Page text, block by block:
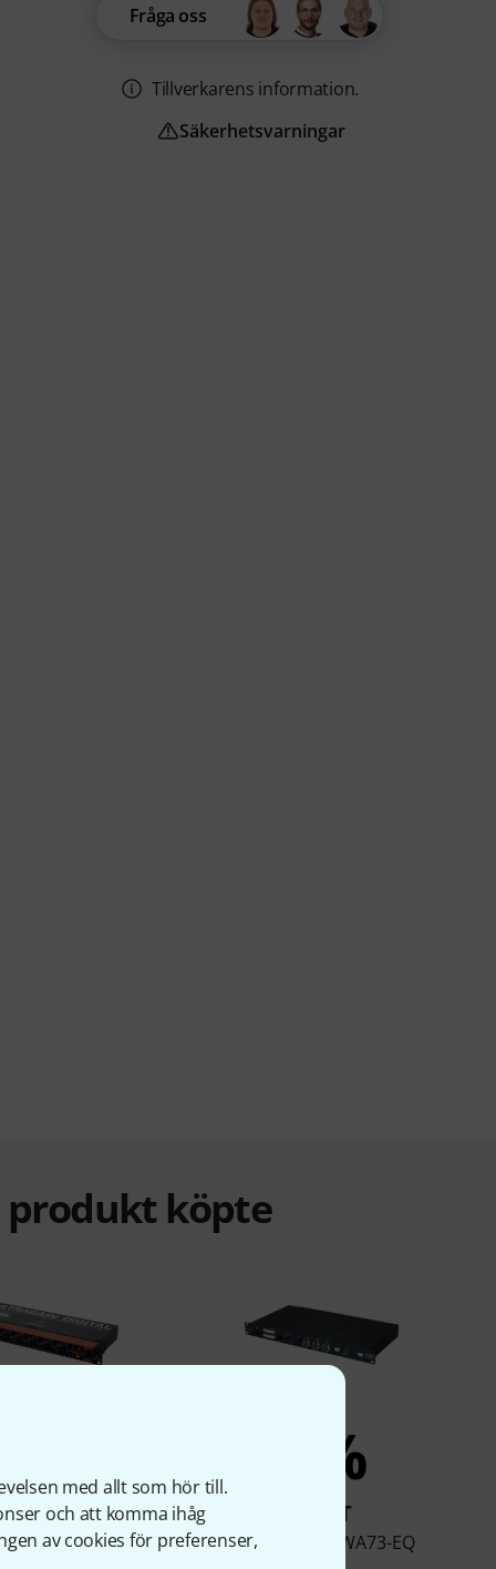
med allt som hör till.
och att komma ihåg
av cookies för preferenser,
Fråga oss
Tillverkarens information.
Säkerhetsvarningar
produkt köpte
KÖPT
Ultragain
3%
KÖPT
Warm Audio WA73-EQ